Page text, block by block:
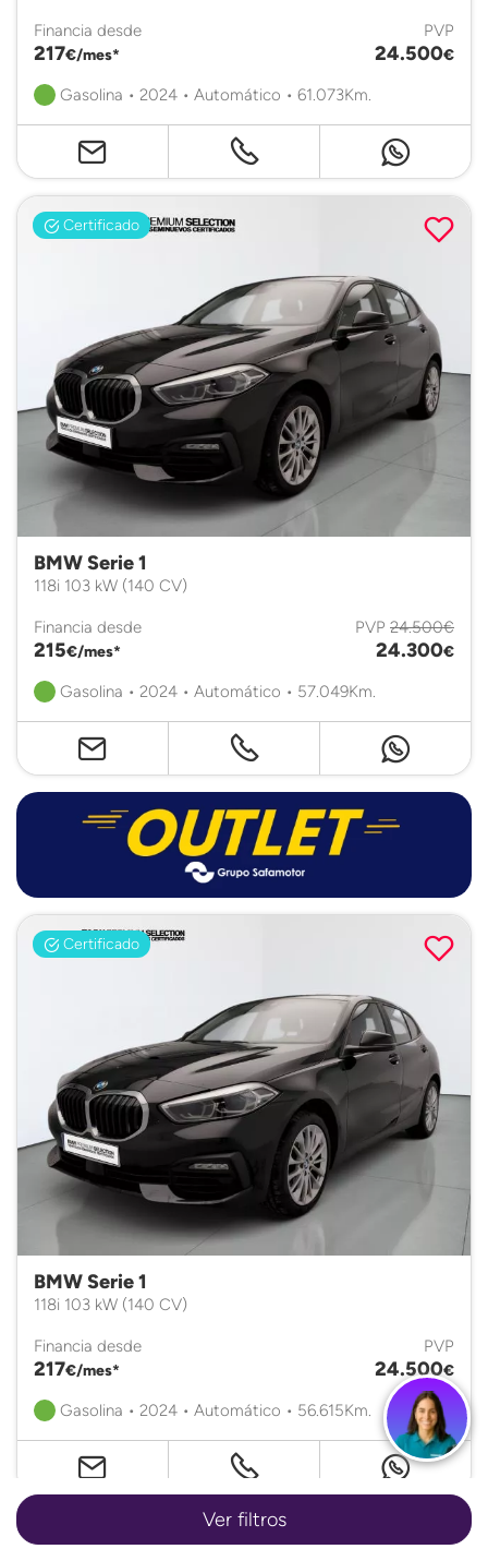
Financia desde
217€/mes*
PVP
24.500€
Gasolina • 2024 • Automático • 61.073Km.
Certificado
BMW Serie 1
118i 103 kW (140 CV)
Financia desde
215€/mes*
PVP 24.500€
24.300€
Gasolina • 2024 • Automático • 57.049Km.
Certificado
BMW Serie 1
118i 103 kW (140 CV)
Financia desde
217€/mes*
PVP
24.500€
Gasolina • 2024 • Automático • 56.615Km.
Certificado
Ver filtros